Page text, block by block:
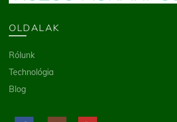
OLDALAK
Rólunk
Technológia
Blog